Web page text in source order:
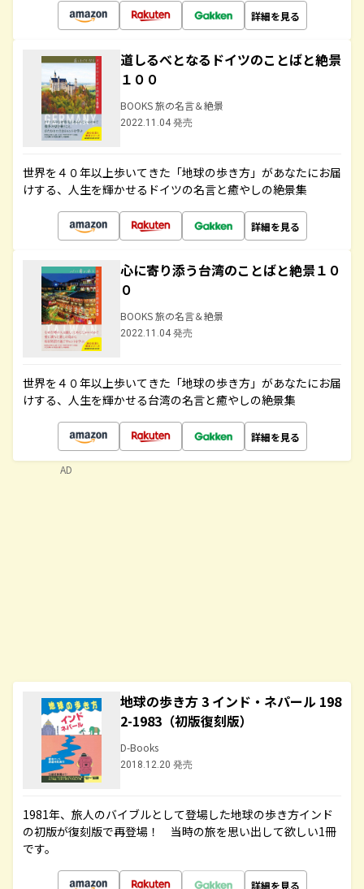
詳細を見る
道しるべとなるドイツのことばと絶景
１００
BOOKS 旅の名言＆絶景
2022.11.04 発売
世界を４０年以上歩いてきた「地球の歩き方」があなたにお届
けする、人生を輝かせるドイツの名言と癒やしの絶景集
詳細を見る
心に寄り添う台湾のことばと絶景１０
０
BOOKS 旅の名言＆絶景
2022.11.04 発売
世界を４０年以上歩いてきた「地球の歩き方」があなたにお届
けする、人生を輝かせる台湾の名言と癒やしの絶景集
詳細を見る
地球の歩き方 3 インド・ネパール 198
2-1983（初版復刻版）
D-Books
2018.12.20 発売
1981年、旅人のバイブルとして登場した地球の歩き方インド
の初版が復刻版で再登場！ 当時の旅を思い出して欲しい1冊
です。
詳細を見る
AD